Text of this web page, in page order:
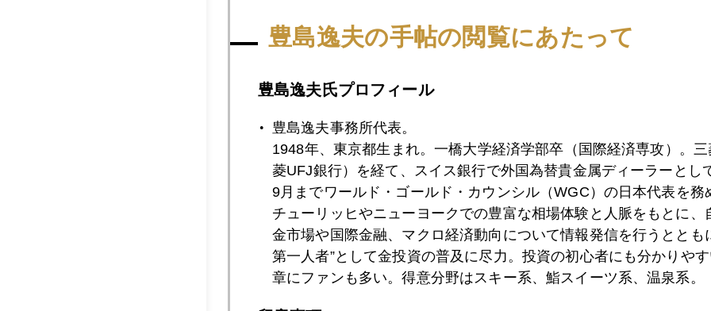
国会前のシンタグマ広場はデモ隊衝突の場であるが、芝生には大型犬の野良犬
ありつくようだ。この餌も切れたときがギリシャ経済の臨界点か。
1月 2月 3月 4月 5月 6月 7月
豊島逸夫の手帖の閲覧にあたって
豊島逸夫氏プロフィール
豊島逸夫事務所代表。
1948年、東京都生まれ。一橋大学経済学部卒（国際経済専攻）。
菱UFJ銀行）を経て、スイス銀行で外国為替貴金属ディーラーとし
9月までワールド・ゴールド・カウンシル（WGC）の日本代表を務
チューリッヒやニューヨークでの豊富な相場体験と人脈をもとに、
金市場や国際金融、マクロ経済動向について情報発信を行うととも
第一人者”として金投資の普及に尽力。投資の初心者にも分かりや
章にファンも多い。得意分野はスキー系、鮨スイーツ系、温泉系。